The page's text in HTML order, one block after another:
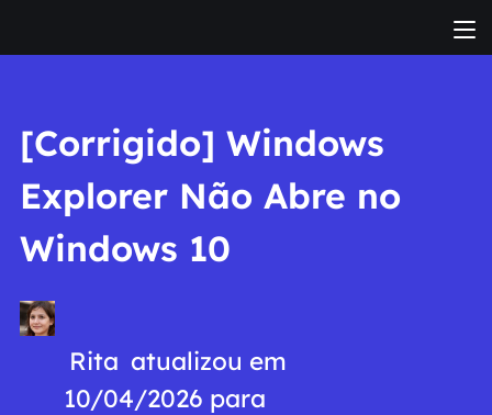
[Corrigido] Windows
Explorer Não Abre no
Windows 10
Rita atualizou em
10/04/2026 para